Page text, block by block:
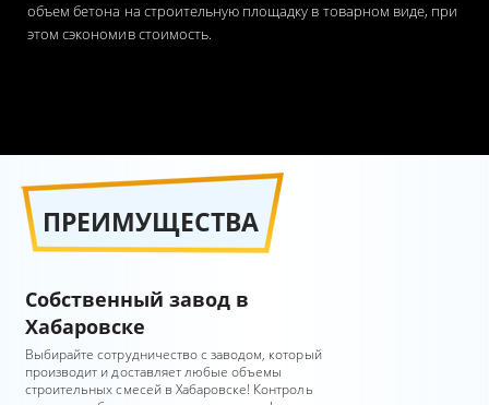
объем бетона на строительную площадку в товарном виде, при
этом сэкономив стоимость.
ПРЕИМУЩЕСТВА
Собственный завод в
Хабаровске
Выбирайте сотрудничество с заводом, который
производит и доставляет любые объемы
строительных смесей в Хабаровске! Контроль